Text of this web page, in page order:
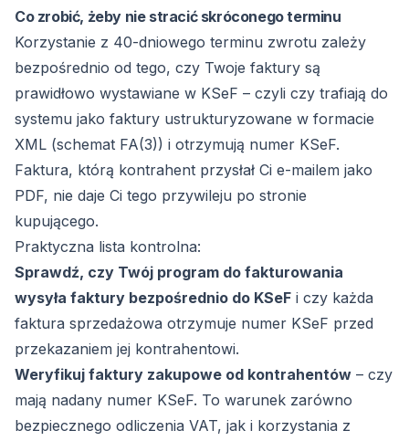
Co zrobić, żeby nie stracić skróconego terminu
Korzystanie z 40-dniowego terminu zwrotu zależy
bezpośrednio od tego, czy Twoje faktury są
prawidłowo wystawiane w KSeF – czyli czy trafiają do
systemu jako faktury ustrukturyzowane w formacie
XML (schemat FA(3)) i otrzymują numer KSeF.
Faktura, którą kontrahent przysłał Ci e-mailem jako
PDF, nie daje Ci tego przywileju po stronie
kupującego.
Praktyczna lista kontrolna:
Sprawdź, czy Twój program do fakturowania
wysyła faktury bezpośrednio do KSeF i czy każda
faktura sprzedażowa otrzymuje numer KSeF przed
przekazaniem jej kontrahentowi.
Weryfikuj faktury zakupowe od kontrahentów – czy
mają nadany numer KSeF. To warunek zarówno
bezpiecznego odliczenia VAT, jak i korzystania z